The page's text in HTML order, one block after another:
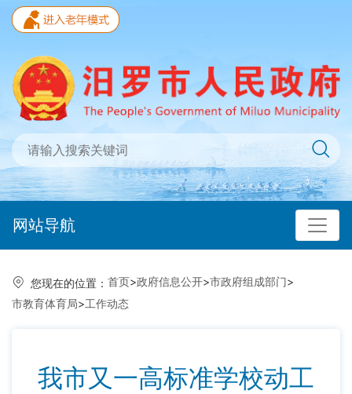
网站导航
您现在的位置： 首页>政府信息公开>市政府组成部门>
市教育体育局>工作动态
我市又一高标准学校动工